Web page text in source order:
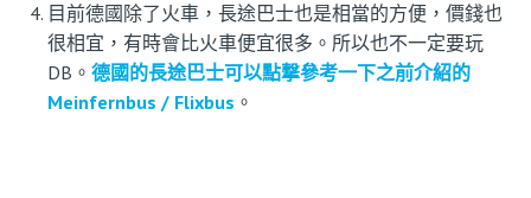
目前德國除了火車，長途巴士也是相當的方便，價錢也
很相宜，有時會比火車便宜很多。所以也不一定要玩
DB。 德國的長途巴士可以點撃參考一下之前介紹的
Meinfernbus / Flixbus 。